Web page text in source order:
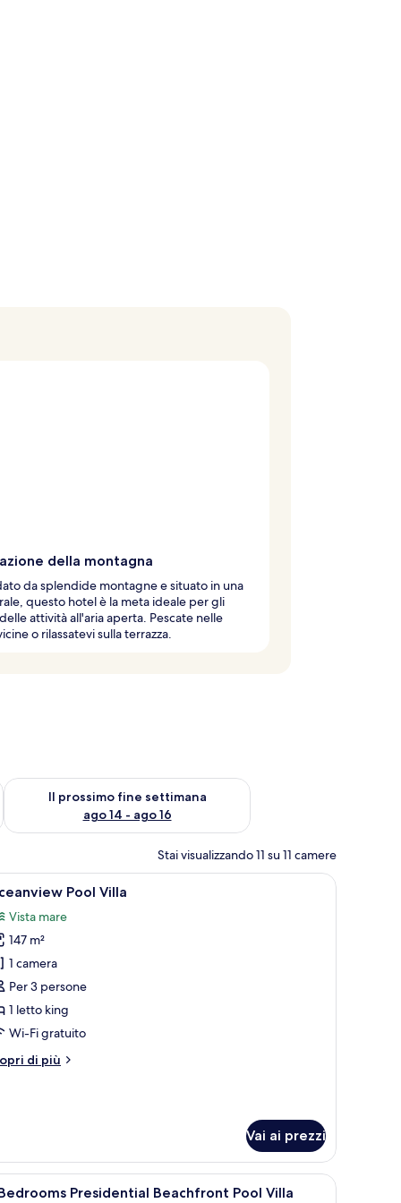
della montagna
da splendide montagne e situato in una
questo hotel è la meta ideale per gli
attività all'aria aperta. Pescate nelle
o rilassatevi sulla terrazza.
ago 7 - ago 9
Il prossimo fine settimana
ago 14 - ago 16
Verifica la disponibilità per il prossimo fine settimana, ago 14
Stai visualizzando 11 su 11 camere
Una piscina con un pergolato e una zona
16 Pool Villa
Vista mare
147 m²
1 camera
Per 3 persone
1 letto king
Wi-Fi gratuito
di più
Vai ai prezzi
in vimini e zona relax coperta.Una casa moderna con piscina, area salotto
11 Presidential Beachfront Pool Villa